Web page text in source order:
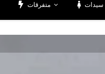
متفرقات سيدات